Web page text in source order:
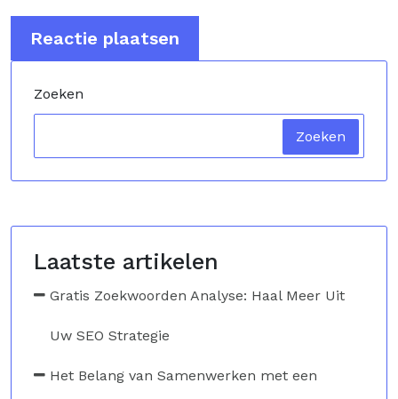
Zoeken
Zoeken
Laatste artikelen
Gratis Zoekwoorden Analyse: Haal Meer Uit
Uw SEO Strategie
Het Belang van Samenwerken met een